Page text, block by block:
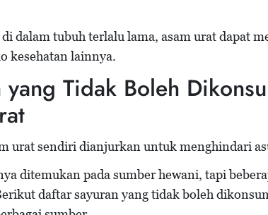
di dalam tubuh terlalu lama, asam urat dapat
kesehatan lainnya.
yang Tidak Boleh
urat sendiri dianjurkan untuk menghindari
ditemukan pada sumber hewani, tapi
daftar sayuran yang tidak boleh